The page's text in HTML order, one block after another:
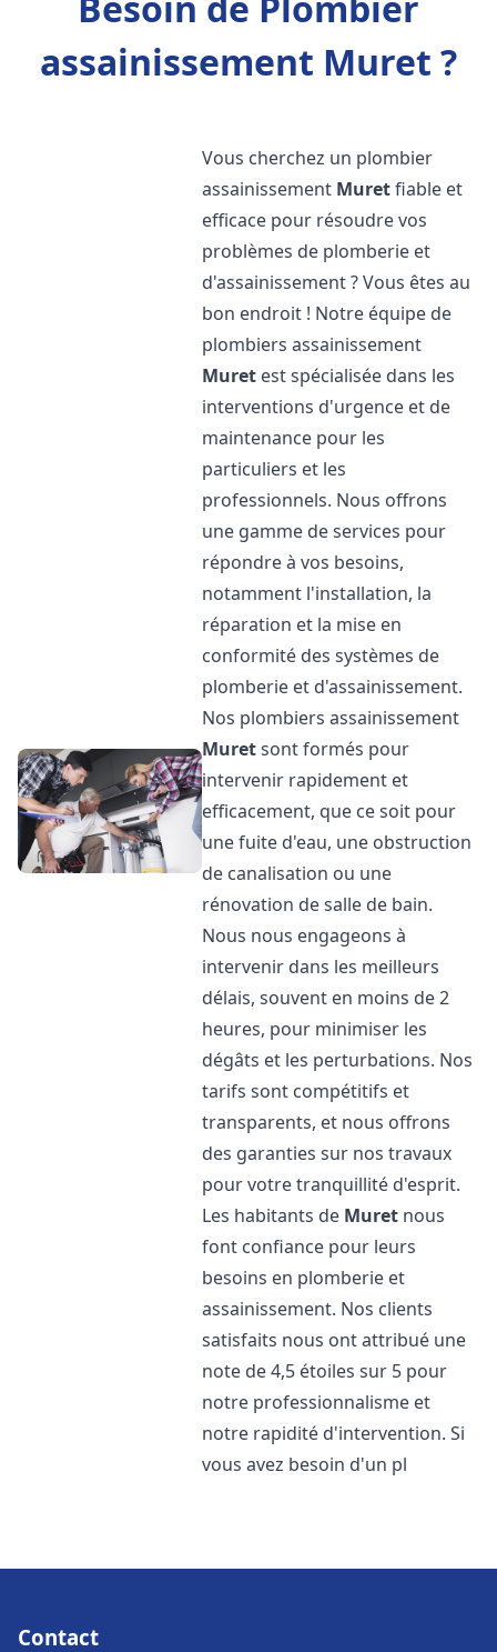
assainissement Muret ?
Vous cherchez un plombier
assainissement Muretfiable et
efficace pour résoudre vos
problèmes de plomberie et
d'assainissement ? Vous êtes au
bon endroit ! Notre équipe de
plombiers assainissement
Muret est spécialisée dans les
interventions d'urgence et de
maintenance pour les
particuliers et les
professionnels. Nous offrons
une gamme de services pour
répondre à vos besoins,
notamment l'installation, la
réparation et la mise en
conformité des systèmes de
plomberie et d'assainissement.
Nos plombiers assainissement
Muretsont formés pour
intervenir rapidement et
efficacement, que ce soit pour
une fuite d'eau, une obstruction
de canalisation ou une
rénovation de salle de bain.
Nous nous engageons à
intervenir dans les meilleurs
délais, souvent en moins de 2
heures, pour minimiser les
dégâts et les perturbations. Nos
tarifs sont compétitifs et
transparents, et nous offrons
des garanties sur nos travaux
pour votre tranquillité d'esprit.
Les habitants de Muret nous
font confiance pour leurs
besoins en plomberie et
assainissement. Nos clients
satisfaits nous ont attribué une
note de 4,5 étoiles sur 5 pour
notre professionnalisme et
notre rapidité d'intervention. Si
vous avez besoin d'un pl
Contact